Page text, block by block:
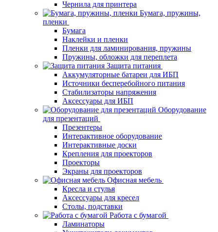
Чернила для принтера
Бумага, пружины,
пленки
Бумага
Наклейки и пленки
Пленки для ламинирования, пружины
Пружины, обложки для переплета
Защита питания
Аккумуляторные батареи для ИБП
Источники бесперебойного питания
Стабилизаторы напряжения
Аксессуары для ИБП
Оборудование
для презентаций
Презентеры
Интерактивное оборудование
Интерактивные доски
Крепления для проекторов
Проекторы
Экраны для проекторов
Офисная мебель
Кресла и стулья
Аксессуары для кресел
Столы, подставки
Работа с бумагой
Ламинаторы